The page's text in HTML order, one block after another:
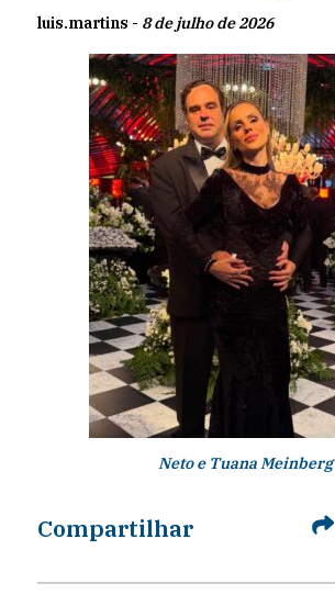
luis.martins - 8 de julho de 2026
Neto e Tuana Meinberg
Compartilhar